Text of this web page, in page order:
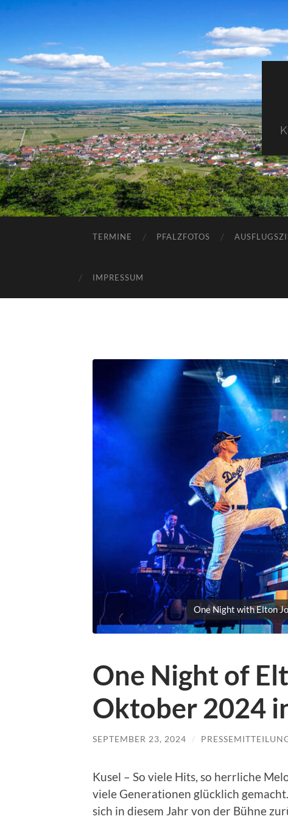
TERMINE PFALZFOTOS
IMPRESSUM
One Night with Elton
One Night of
Oktober 2024
SEPTEMBER 23, 2024 /
Kusel – So viele Hits, so herrliche
viele Generationen glücklich
sich in diesem Jahr von der Bühne